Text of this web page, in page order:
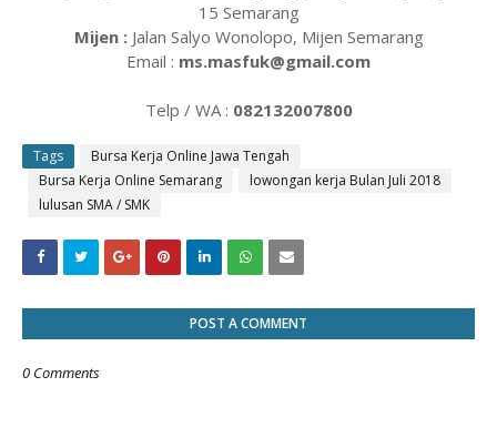
15 Semarang
Mijen :Jalan Salyo Wonolopo, Mijen Semarang
Email : ms.masfuk@gmail.com
Telp / WA : 082132007800
Tags
Bursa Kerja Online Jawa Tengah
Bursa Kerja Online Semarang
lowongan kerja Bulan Juli 2018
lulusan SMA / SMK
POST A COMMENT
0 Comments